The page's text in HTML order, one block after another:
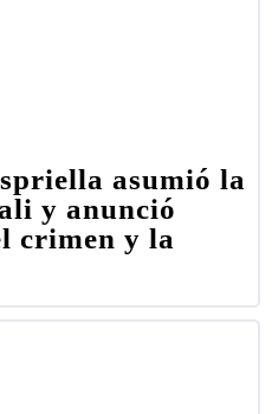
asumió la
y anunció
crimen y la